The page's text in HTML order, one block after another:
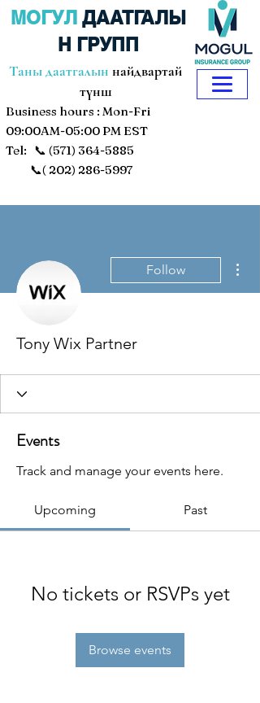
Таны даатгалын найдвартай
түнш
Tel: 📞 (571) 364-5885
📞( 202) 286-5997
МОГУЛ ДААТГАЛЫ
Н ГРУПП
Business hours : Mon-Fri
09:00AM-05:00 PM EST
Follow
Tony Wix Partner
Events
Track and manage your events here.
Upcoming Past
No tickets or RSVPs yet
Browse events